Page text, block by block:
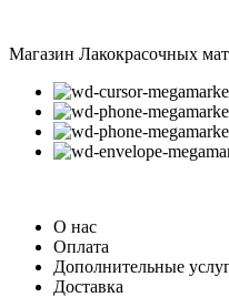
Магазин Лакокрасочных
О нас
Оплата
Дополнительные
Доставка